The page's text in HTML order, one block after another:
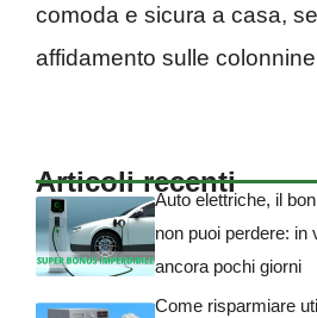
comoda e sicura a casa,
affidamento sulle
Articoli recenti
Auto elettriche, il
non puoi perdere: in
ancora pochi giorni
Come risparmiare